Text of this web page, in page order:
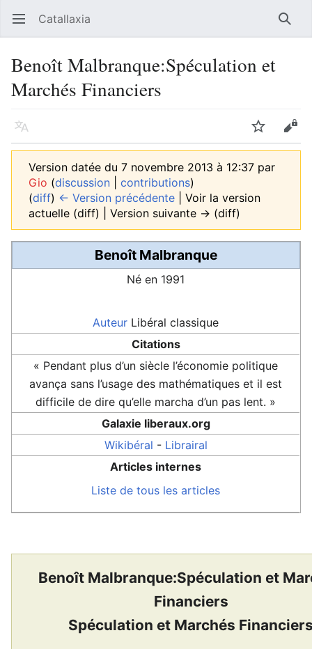
Ouvrir le menu principal Catallaxia
Benoît Malbranque:Spéculation et
Marchés Financiers
Langue Suivre
Version datée du 7 novembre 2013 à 12:37 par
Gio (discussion contributions)
(diff) ← Version précédente | Voir la version
actuelle (diff) | Version suivante → (diff)
Benoît Malbranque
Né en 1991
Auteur Libéral classique
Citations
« Pendant plus d’un siècle l’économie politique
avança sans l’usage des mathématiques et il est
difficile de dire qu’elle marcha d’un pas lent. »
Galaxie liberaux.org
Wikibéral - Librairal
Articles internes
Liste de tous les articles
Benoît Malbranque:Spéculation et
Financiers
Spéculation et Marchés